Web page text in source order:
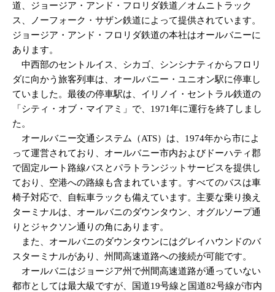
道、ジョージア・アンド・フロリダ鉄道／オムニトラック
ス、ノーフォーク・サザン鉄道によって提供されています。
ジョージア・アンド・フロリダ鉄道の本社はオールバニーに
あります。
中西部のセントルイス、シカゴ、シンシナティからフロリ
ダに向かう旅客列車は、オールバニー・ユニオン駅に停車し
ていました。最後の停車駅は、イリノイ・セントラル鉄道の
「シティ・オブ・マイアミ」で、1971年に運行を終了しまし
た。
オールバニー交通システム（ATS）は、1974年から市によ
って運営されており、オールバニー市内およびドーハティ郡
で固定ルート路線バスとパラトランジットサービスを提供し
ており、空港への路線も含まれています。すべてのバスは車
椅子対応で、自転車ラックも備えています。主要な乗り換え
ターミナルは、オールバニのダウンタウン、オグルソープ通
りとジャクソン通りの角にあります。
また、オールバニのダウンタウンにはグレイハウンドのバ
スターミナルがあり、州間高速道路への接続が可能です。
オールバニはジョージア州で州間高速道路が通っていない
都市としては最大級ですが、国道19号線と国道82号線が市内